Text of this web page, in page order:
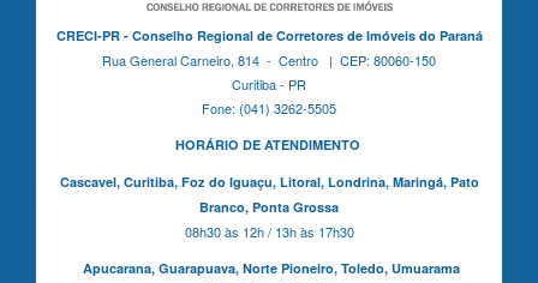
CRECI-PR - Conselho Regional de Corretores de Imóveis do Paraná
Rua General Carneiro, 814 - Centro | CEP: 80060-150
Curitiba - PR
Fone: (041) 3262-5505
HORÁRIO DE ATENDIMENTO
Cascavel, Curitiba,Foz do Iguaçu, Litoral, Londrina, Maringá, Pato
Branco, Ponta Grossa
08h30 às 12h / 13h às 17h30
Apucarana, Guarapuava, Norte Pioneiro, Toledo, Umuarama